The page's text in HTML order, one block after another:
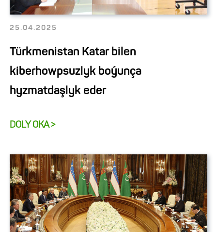
25.04.2025
Türkmenistan Katar bilen
kiberhowpsuzlyk boýunça
hyzmatdaşlyk eder
DOLY OKA >